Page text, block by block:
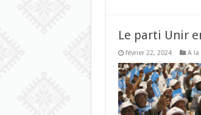
Le parti Unir
février 22, 2024 A la